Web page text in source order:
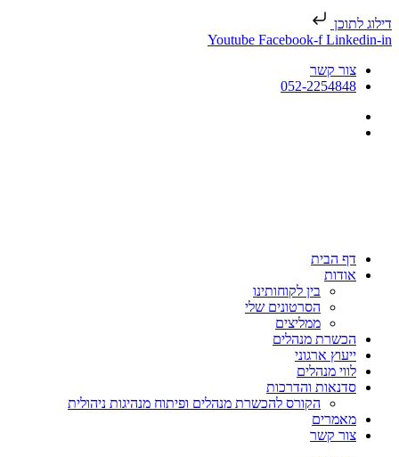
דילוג לתוכן
Youtube Facebook-f Linkedin-in
צור קשר
052-2254848
דף הבית
אודות
בין לקוחותינו
הסרטונים שלי
ממליצים
הכשרת מנהלים
ייעוץ ארגוני
לווי מנהלים
סדנאות והדרכות
הקורס להכשרת מנהלים ופיתוח מנהיגות ניהולית
מאמרים
צור קשר